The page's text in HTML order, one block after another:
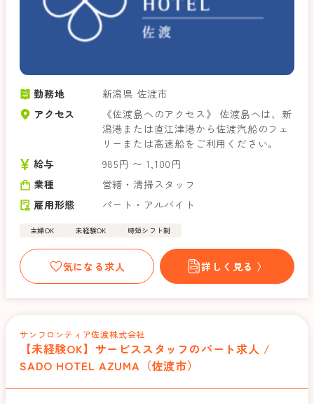
勤務地
新潟県 佐渡市
アクセス
《佐渡島へのアクセス》 佐渡島へは、新
潟港または直江津港から佐渡汽船のフェ
リーまたは高速船をご利用ください。
給与
985円 〜 1,100円
業種
営繕・清掃スタッフ
雇用形態
パート・アルバイト
主婦OK 未経験OK 時短シフト制
気になる求人 詳しく見る 〉
サンフロンティア佐渡株式会社
【未経験OK】サービススタッフのパート求人 /
SADO HOTEL AZUMA（佐渡市）